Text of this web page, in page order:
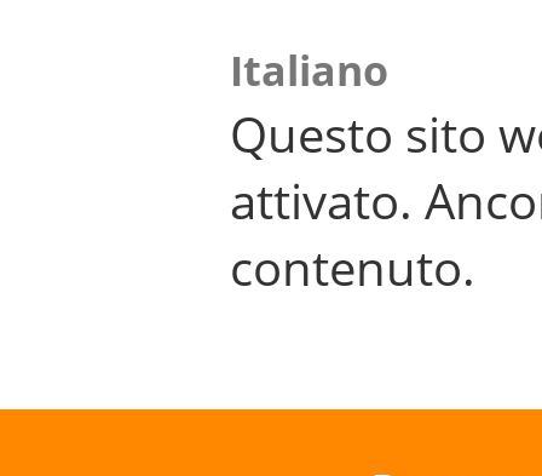
Italiano
Questo sito
attivato.
contenuto.